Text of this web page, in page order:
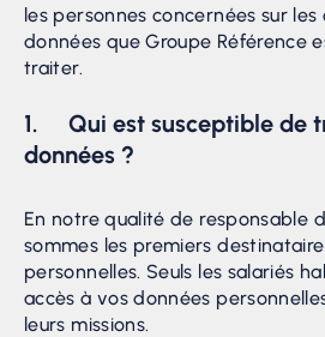
les personnes concernées sur
données que Groupe Référence
traiter.
1. Qui est susceptible de
données ?
En notre qualité de responsable
sommes les premiers
personnelles. Seuls les salariés
accès à vos données
leurs missions.